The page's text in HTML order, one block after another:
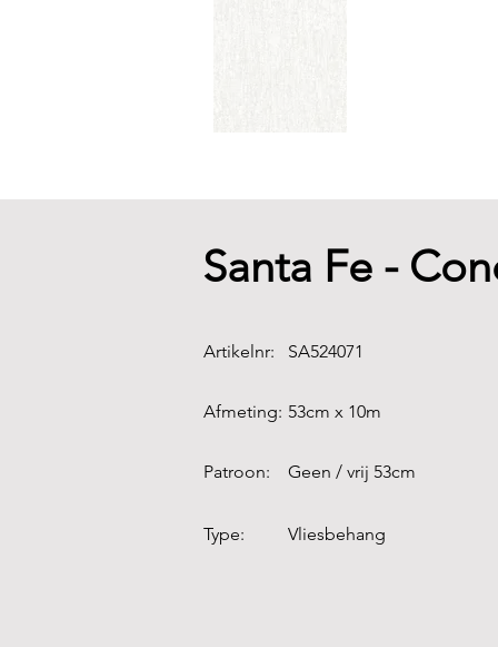
Santa Fe -
Artikelnr: SA524071
Afmeting: 53cm x 10m
Patroon: Geen / vrij 53cm
Type: Vliesbehang